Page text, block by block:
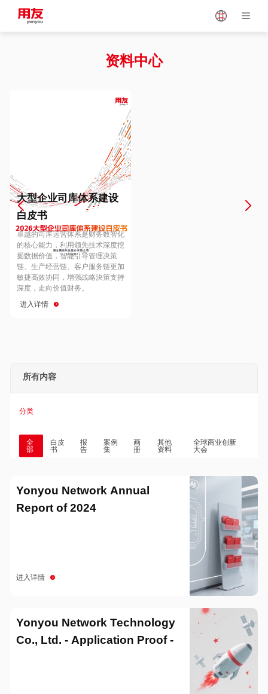
Vietnam
Europe
Hungary
Hong Kong
资料中心
大型企业司库体系建设
白皮书
卓越的司库运营体系是财务数智化
的核心能力，利用领先技术深度挖
掘数据价值，智能引导管理决策
链、生产经营链、客户服务链更加
敏捷高效协同，增强战略決策支持
深度，走向价值财务。
进入详情
所有内容
分类
全
部
白皮
书
报
告
案例
集
画
册
其他
资料
全球商业创新
大会
Yonyou Network Annual
Report of 2024
进入详情
Yonyou Network Technology
Co., Ltd. - Application Proof -